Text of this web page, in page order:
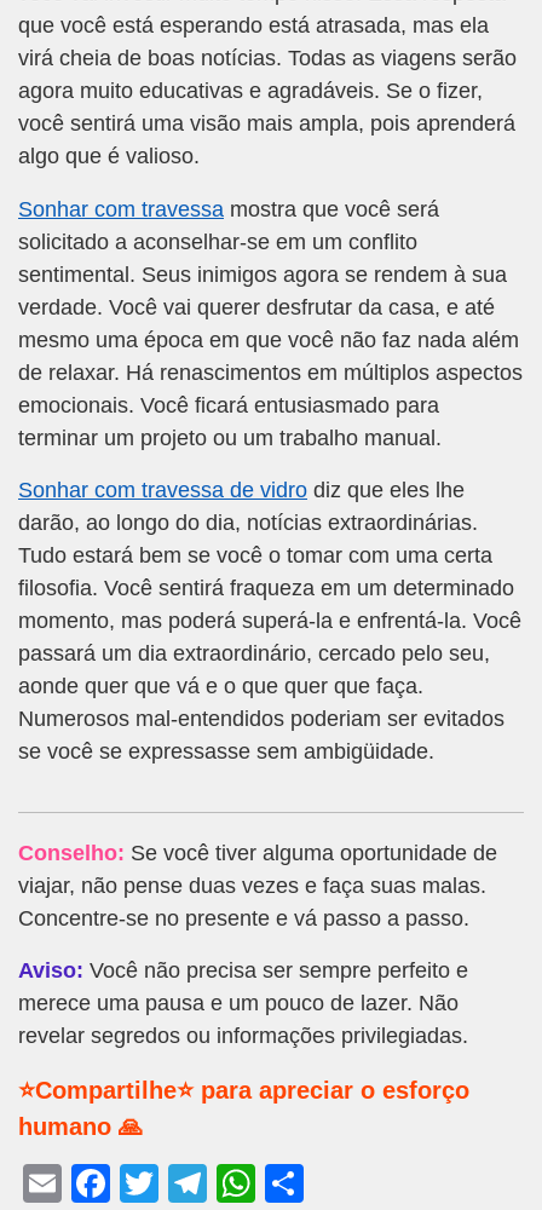
que você está esperando está atrasada, mas ela
virá cheia de boas notícias. Todas as viagens serão
agora muito educativas e agradáveis. Se o fizer,
você sentirá uma visão mais ampla, pois aprenderá
algo que é valioso.
Sonhar com travessa mostra que você será
solicitado a aconselhar-se em um conflito
sentimental. Seus inimigos agora se rendem à sua
verdade. Você vai querer desfrutar da casa, e até
mesmo uma época em que você não faz nada além
de relaxar. Há renascimentos em múltiplos aspectos
emocionais. Você ficará entusiasmado para
terminar um projeto ou um trabalho manual.
Sonhar com travessa de vidro diz que eles lhe
darão, ao longo do dia, notícias extraordinárias.
Tudo estará bem se você o tomar com uma certa
filosofia. Você sentirá fraqueza em um determinado
momento, mas poderá superá-la e enfrentá-la. Você
passará um dia extraordinário, cercado pelo seu,
aonde quer que vá e o que quer que faça.
Numerosos mal-entendidos poderiam ser evitados
se você se expressasse sem ambigüidade.
Conselho: Se você tiver alguma oportunidade de
viajar, não pense duas vezes e faça suas malas.
Concentre-se no presente e vá passo a passo.
Aviso: Você não precisa ser sempre perfeito e
merece uma pausa e um pouco de lazer. Não
revelar segredos ou informações privilegiadas.
⭐Compartilhe⭐ para apreciar o esforço
humano 🙏
E
F
T
T
W